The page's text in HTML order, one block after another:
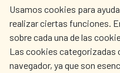
Una alianza
Haití logra el
potable en
Usamos cookies para
realizar ciertas funciones.
sobre cada una de las
Las cookies categorizadas
navegador, ya que son